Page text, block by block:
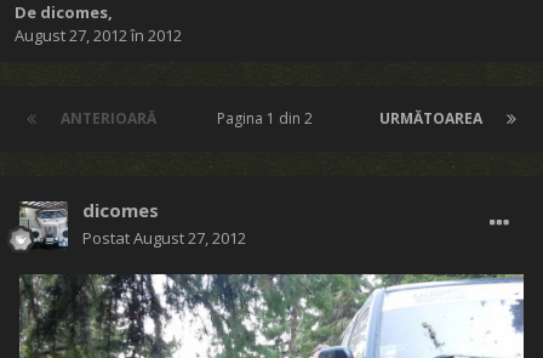
De dicomes,
August 27, 2012în 2012
ANTERIOARĂ URMĂTOAREA
Pagina 1 din 2
dicomes
PostatAugust 27, 2012